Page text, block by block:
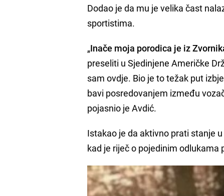
Dodao je da mu je velika čast
sportistima.
„Inače moja porodica je iz
preseliti u Sjedinjene Američke
sam ovdje. Bio je to težak put
bavi posredovanjem između
pojasnio je Avdić.
Istakao je da aktivno prati stanje
kad je riječ o pojedinim odlukama